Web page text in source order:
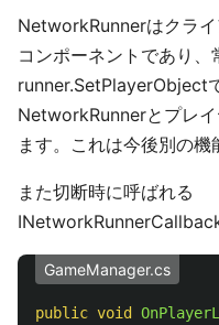
NetworkRunnerはクラ
コンポーネントであり、
runner.SetPlayerObject
NetworkRunnerとプレ
ます。これは今後別の機
また切断時に呼ばれる
GameManager.cs
public void